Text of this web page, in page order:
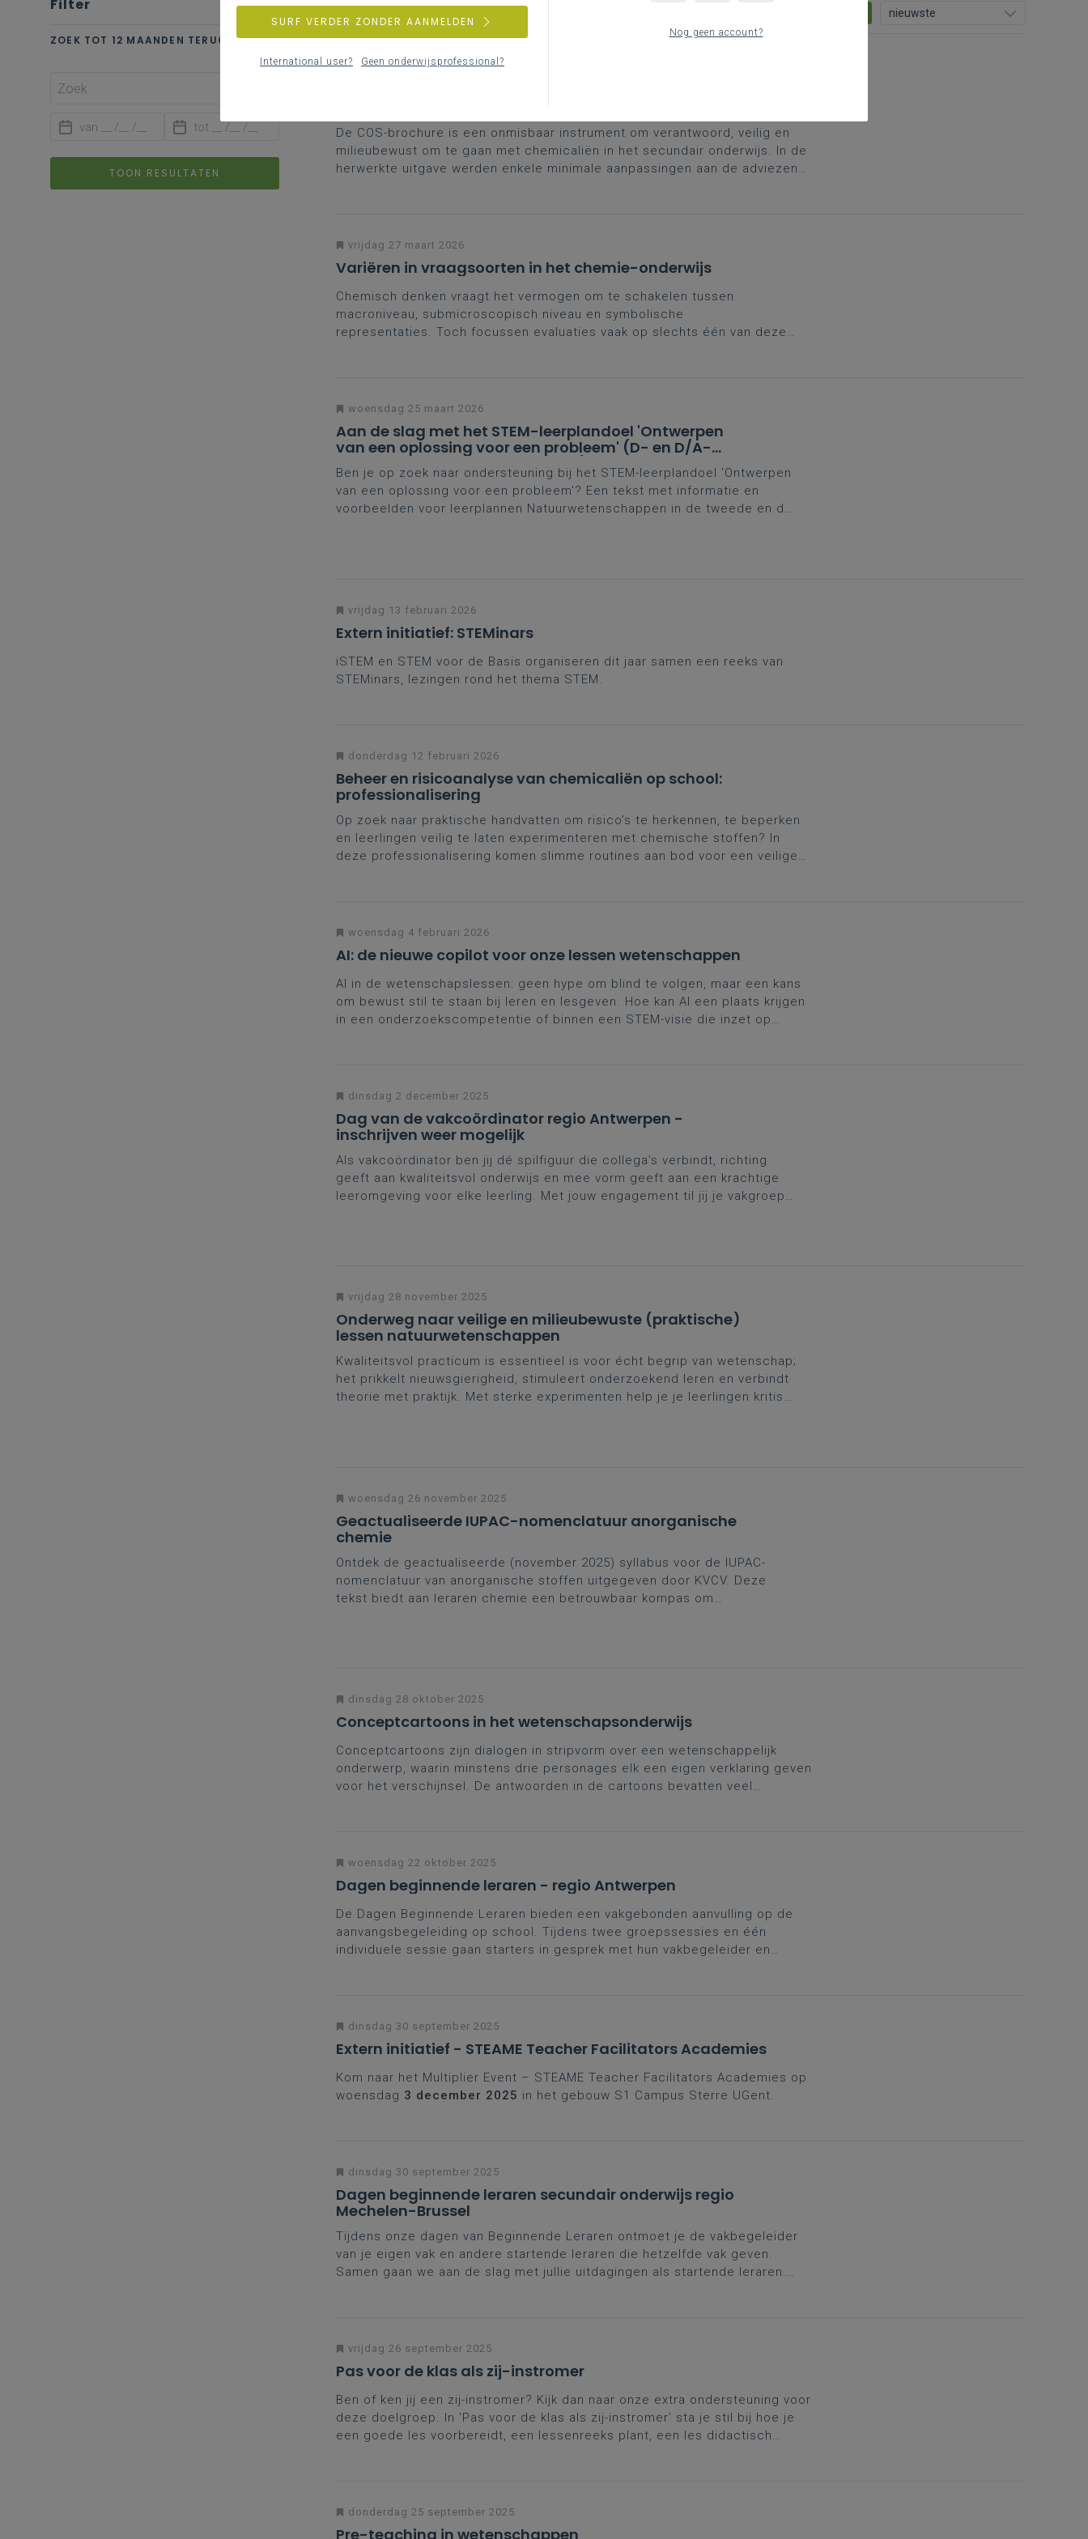
Filter wis alle
ZOEK TOT 12 MAANDEN TERUG
TOON RESULTATEN
nieuwste
donderdag 30 april 2026
De COS-brochure is een onmisbaar instrument om verantwoord, veilig en
milieubewust om te gaan met chemicaliën in het secundair onderwijs. In de
herwerkte uitgave werden enkele minimale aanpassingen aan de adviezen
vrijdag 27 maart 2026
Variëren in vraagsoorten in het chemie-onderwijs
Chemisch denken vraagt het vermogen om te schakelen tussen
macroniveau, submicroscopisch niveau en symbolische
representaties. Toch focussen evaluaties vaak op slechts één van deze
woensdag 25 maart 2026
Aan de slag met het STEM-leerplandoel 'Ontwerpen
van een oplossing voor een probleem' (D- en D/A-
finaliteit tweede en derde graad)
Ben je op zoek naar ondersteuning bij het STEM-leerplandoel 'Ontwerpen
van een oplossing voor een probleem'? Een tekst met informatie en
voorbeelden voor leerplannen Natuurwetenschappen in de tweede en de
vrijdag 13 februari 2026
Extern initiatief: STEMinars
iSTEM en STEM voor de Basis organiseren dit jaar samen een reeks van
STEMinars, lezingen rond het thema STEM.
donderdag 12 februari 2026
Beheer en risicoanalyse van chemicaliën op school:
professionalisering
Op zoek naar praktische handvatten om risico’s te herkennen, te beperken
en leerlingen veilig te laten experimenteren met chemische stoffen? In
deze professionalisering komen slimme routines aan bod voor een veilige
woensdag 4 februari 2026
AI: de nieuwe copilot voor onze lessen wetenschappen
AI in de wetenschapslessen: geen hype om blind te volgen, maar een kans
om bewust stil te staan bij leren en lesgeven. Hoe kan AI een plaats krijgen
in een onderzoekscompetentie of binnen een STEM-visie die inzet op
dinsdag 2 december 2025
Dag van de vakcoördinator regio Antwerpen -
inschrijven weer mogelijk
Als vakcoördinator ben jij dé spilfiguur die collega’s verbindt, richting
geeft aan kwaliteitsvol onderwijs en mee vorm geeft aan een krachtige
leeromgeving voor elke leerling. Met jouw engagement til jij je vakgroep
vrijdag 28 november 2025
Onderweg naar veilige en milieubewuste (praktische)
lessen natuurwetenschappen
Kwaliteitsvol practicum is essentieel is voor écht begrip van wetenschap;
het prikkelt nieuwsgierigheid, stimuleert onderzoekend leren en verbindt
theorie met praktijk. Met sterke experimenten help je je leerlingen kritisch
woensdag 26 november 2025
Geactualiseerde IUPAC-nomenclatuur anorganische
chemie
Ontdek de geactualiseerde (november 2025) syllabus voor de IUPAC-
nomenclatuur van anorganische stoffen uitgegeven door KVCV. Deze
tekst biedt aan leraren chemie een betrouwbaar kompas om
dinsdag 28 oktober 2025
Conceptcartoons in het wetenschapsonderwijs
Conceptcartoons zijn dialogen in stripvorm over een wetenschappelijk
onderwerp, waarin minstens drie personages elk een eigen verklaring geven
voor het verschijnsel. De antwoorden in de cartoons bevatten veel
woensdag 22 oktober 2025
Dagen beginnende leraren - regio Antwerpen
De Dagen Beginnende Leraren bieden een vakgebonden aanvulling op de
aanvangsbegeleiding op school. Tijdens twee groepssessies en één
individuele sessie gaan starters in gesprek met hun vakbegeleider en
dinsdag 30 september 2025
Extern initiatief - STEAME Teacher Facilitators Academies
Kom naar het Multiplier Event – STEAME Teacher Facilitators Academies op
woensdag 3 december 2025 in het gebouw S1 Campus Sterre UGent.
dinsdag 30 september 2025
Dagen beginnende leraren secundair onderwijs regio
Mechelen-Brussel
Tijdens onze dagen van Beginnende Leraren ontmoet je de vakbegeleider
van je eigen vak en andere startende leraren die hetzelfde vak geven.
Samen gaan we aan de slag met jullie uitdagingen als startende leraren.
Mechelen
vrijdag 26 september 2025
Pas voor de klas als zij-instromer
Ben of ken jij een zij-instromer? Kijk dan naar onze extra ondersteuning voor
deze doelgroep. In 'Pas voor de klas als zij-instromer' sta je stil bij hoe je
een goede les voorbereidt, een lessenreeks plant, een les didactisch
donderdag 25 september 2025
Pre-teaching in wetenschappen
Nog geen account?
SURF VERDER ZONDER AANMELDEN
International user? Geen onderwijsprofessional?